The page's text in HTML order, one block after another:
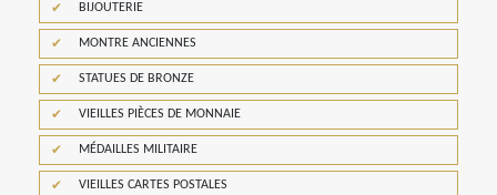
BIJOUTERIE
MONTRE ANCIENNES
STATUES DE BRONZE
VIEILLES PIÈCES DE MONNAIE
MÉDAILLES MILITAIRE
VIEILLES CARTES POSTALES